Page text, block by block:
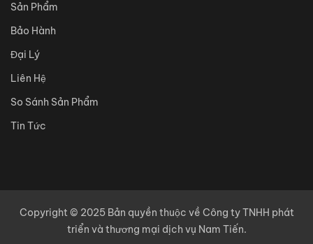
Sản Phẩm
Bảo Hành
Đại Lý
Liên Hệ
So Sánh Sản Phẩm
Tin Tức
Copyright © 2025 Bản quyền thuộc về Công ty TNHH phát
triển và thương mại dịch vụ Nam Tiến.